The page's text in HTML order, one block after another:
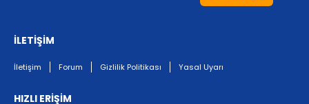
İLETİŞİM
İletişim Forum Gizlilik Politikası Yasal Uyarı
HIZLI ERİŞİM